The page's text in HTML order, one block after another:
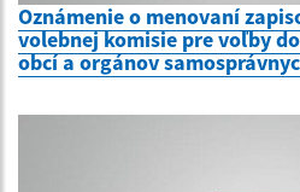
Oznámenie o menovaní
volebnej komisie pre voľby
obcí a orgánov